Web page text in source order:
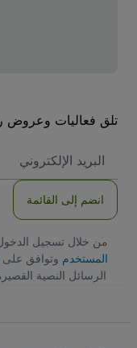
تلق فعاليات وعروض
الاكتروني
انضم إلى القائمة
من خلال تسجيل
المستخدم وتوافق على
الرسائل النصية